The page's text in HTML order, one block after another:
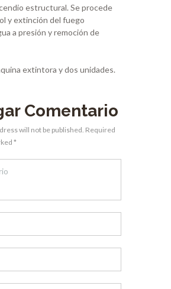
estructural. Se procede
y extinción del fuego
a presión y remoción de
extintora y dos unidades.
Comentario
will not be published. Required
*